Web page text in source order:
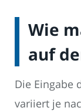
Wie
auf
Die Eingabe
variiert je